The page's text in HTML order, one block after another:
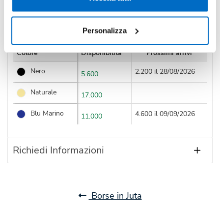
Personalizza
Disponibilità
Colore Disponibilità
Prossimi arrivi
Nero
5.600 2.200 il 28/08/2026
Naturale
17.000
Blu Marino
11.000 4.600 il 09/09/2026
Richiedi Informazioni
Borse in Juta